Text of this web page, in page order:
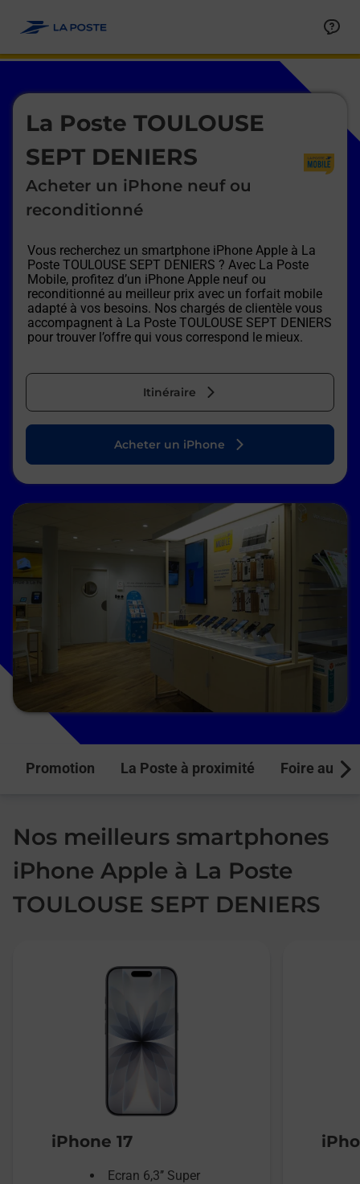
La Poste TOULOUSE
SEPT DENIERS
Acheter un iPhone neuf ou
reconditionné
Vous recherchez un smartphone iPhone Apple à La
Poste TOULOUSE SEPT DENIERS ? Avec La Poste
Mobile, profitez d’un iPhone Apple neuf ou
reconditionné au meilleur prix avec un forfait mobile
adapté à vos besoins. Nos chargés de clientèle vous
accompagnent à La Poste TOULOUSE SEPT DENIERS
pour trouver l’offre qui vous correspond le mieux.
Itinéraire
Le lien s'ouvre dans un nouvel onglet
Acheter un iPhone
Promotion La Poste à proximité Foire aux
Nos meilleurs smartphones
iPhone Apple à La Poste
TOULOUSE SEPT DENIERS
iPhone 17
Ecran 6,3’’ Super